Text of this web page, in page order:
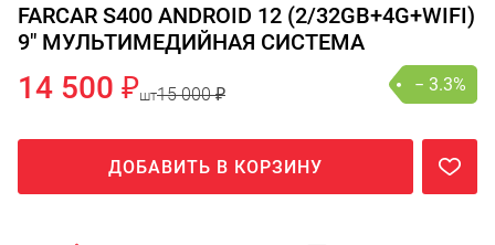
FARCAR S400 ANDROID 12 (2/32GB+4G+WIFI)
9" МУЛЬТИМЕДИЙНАЯ СИСТЕМА
14 500 ₽шт15 000 ₽ − 3.3%
ДОБАВИТЬ В КОРЗИНУ